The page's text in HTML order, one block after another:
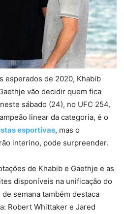
esperados de 2020, Khabib
vão decidir quem fica
sábado (24), no UFC 254,
linear da categoria, é o
esportivas, mas o
interino, pode surpreender.
de Khabib e Gaethje e as
disponíveis na unificação do
semana também destaca
Robert Whittaker e Jared